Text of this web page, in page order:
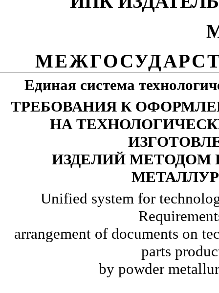
Единая система
ТРЕБОВАНИЯ К
НА
ИЗДЕЛИЙ
Unified system for
arrangement of documents on
parts
by powder